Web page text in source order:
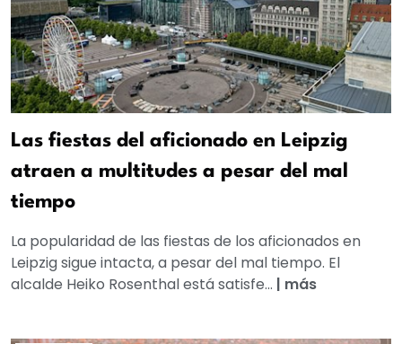
Las fiestas del aficionado en Leipzig
atraen a multitudes a pesar del mal
tiempo
La popularidad de las fiestas de los aficionados en
Leipzig sigue intacta, a pesar del mal tiempo. El
alcalde Heiko Rosenthal está satisfe... | más